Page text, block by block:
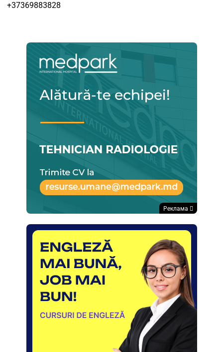
+37369883828
Реклама